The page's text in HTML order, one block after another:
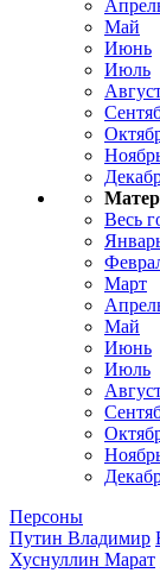
Май
Июнь
Июль
Весь
Март
Май
Июнь
Июль
Персоны
Путин Владимир
Хуснуллин Марат